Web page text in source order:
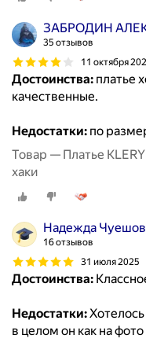
ЗАБРОДИН
35 отзывов
11 октября
Достоинства: платье
качественные.
Недостатки: по
Товар — Платье
хаки
Надежда
16 отзывов
31 июля 2025
Достоинства:
Недостатки:
в целом он как на фото